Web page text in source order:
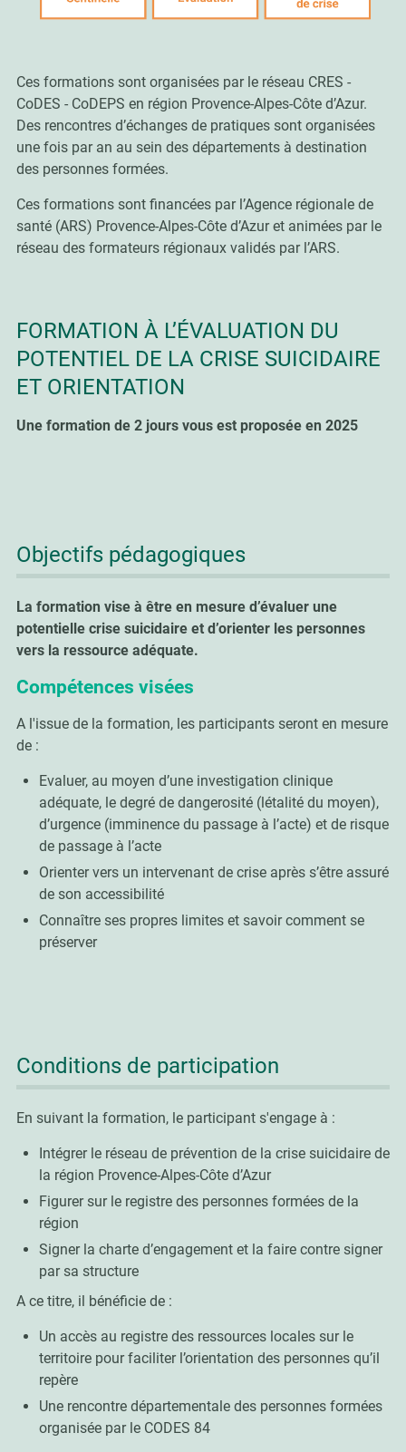
Ces formations sont organisées par le réseau CRES -
CoDES - CoDEPS en région Provence-Alpes-Côte d’Azur.
Des rencontres d’échanges de pratiques sont organisées
une fois par an au sein des départements à destination
des personnes formées.
Ces formations sont financées par l’Agence régionale de
santé (ARS) Provence-Alpes-Côte d’Azur et animées par le
réseau des formateurs régionaux validés par l’ARS.
FORMATION À L’ÉVALUATION DU
POTENTIEL DE LA CRISE SUICIDAIRE
ET ORIENTATION
Une formation de 2 jours vous est proposée en 2025
Objectifs pédagogiques
La formation vise à être en mesure d’évaluer une
potentielle crise suicidaire et d’orienter les personnes
vers la ressource adéquate.
Compétences visées
A l'issue de la formation, les participants seront en mesure
de :
Evaluer, au moyen d’une investigation clinique
adéquate, le degré de dangerosité (létalité du moyen),
d’urgence (imminence du passage à l’acte) et de risque
de passage à l’acte
Orienter vers un intervenant de crise après s’être assuré
de son accessibilité
Connaître ses propres limites et savoir comment se
préserver
Conditions de participation
En suivant la formation, le participant s'engage à :
Intégrer le réseau de prévention de la crise suicidaire de
la région Provence-Alpes-Côte d’Azur
Figurer sur le registre des personnes formées de la
région
Signer la charte d’engagement et la faire contre signer
par sa structure
A ce titre, il bénéficie de :
Un accès au registre des ressources locales sur le
territoire pour faciliter l’orientation des personnes qu’il
repère
Une rencontre départementale des personnes formées
organisée par le CODES 84